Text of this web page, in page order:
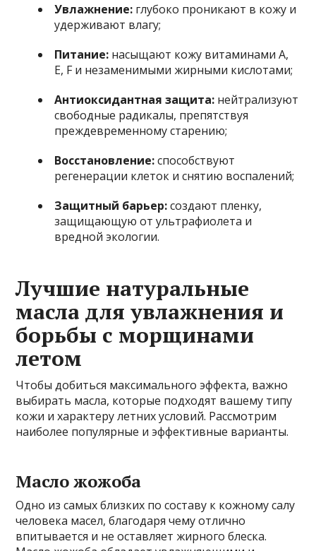
Увлажнение: глубоко проникают в кожу и
удерживают влагу;
Питание: насыщают кожу витаминами A,
E, F и незаменимыми жирными кислотами;
Антиоксидантная защита: нейтрализуют
свободные радикалы, препятствуя
преждевременному старению;
Восстановление:способствуют
регенерации клеток и снятию воспалений;
Защитный барьер:создают пленку,
защищающую от ультрафиолета и
вредной экологии.
Лучшие натуральные
масла для увлажнения и
борьбы с морщинами
летом
Чтобы добиться максимального эффекта, важно
выбирать масла, которые подходят вашему типу
кожи и характеру летних условий. Рассмотрим
наиболее популярные и эффективные варианты.
Масло жожоба
Одно из самых близких по составу к кожному салу
человека масел, благодаря чему отлично
впитывается и не оставляет жирного блеска.